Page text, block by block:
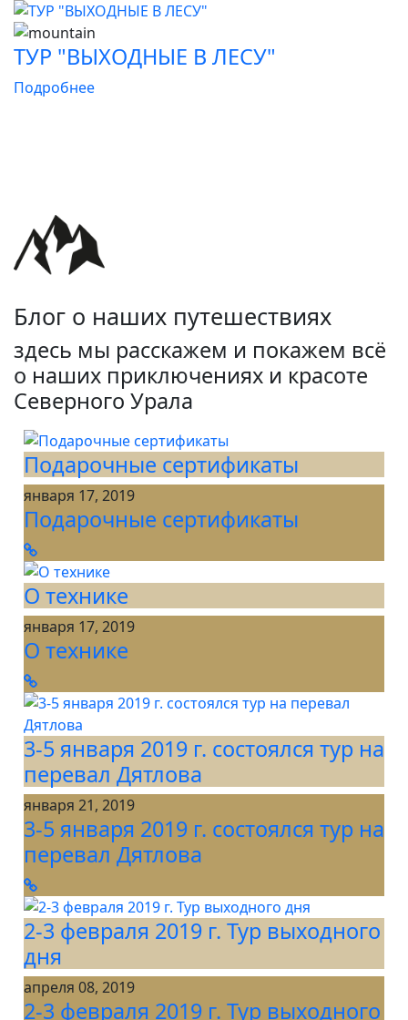
ТУР "ВЫХОДНЫЕ В ЛЕСУ"
Подробнее
Блог о наших путешествиях
здесь мы расскажем и покажем всё
о наших приключениях и красоте
Северного Урала
Подарочные сертификаты
января 17, 2019
Подарочные сертификаты
О технике
января 17, 2019
О технике
3-5 января 2019 г. состоялся тур на
перевал Дятлова
января 21, 2019
3-5 января 2019 г. состоялся тур на
перевал Дятлова
2-3 февраля 2019 г. Тур выходного
дня
апреля 08, 2019
2-3 февраля 2019 г. Тур выходного